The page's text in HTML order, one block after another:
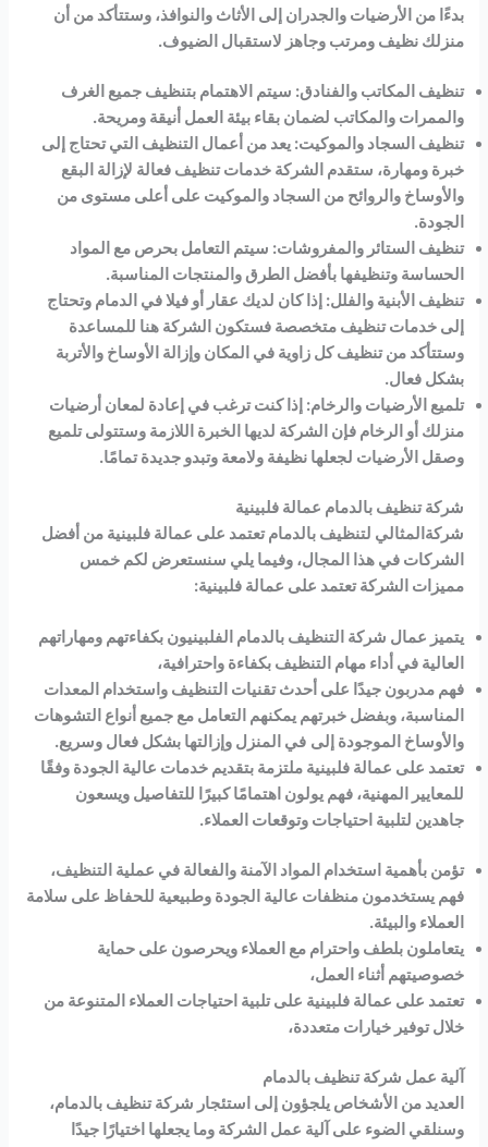
بدءًا من الأرضيات والجدران إلى الأثاث والنوافذ، وستتأكد من أن
منزلك نظيف ومرتب وجاهز لاستقبال الضيوف.
تنظيف المكاتب والفنادق: سيتم الاهتمام بتنظيف جميع الغرف
والممرات والمكاتب لضمان بقاء بيئة العمل أنيقة ومريحة.
تنظيف السجاد والموكيت: يعد من أعمال التنظيف التي تحتاج إلى
خبرة ومهارة، ستقدم الشركة خدمات تنظيف فعالة لإزالة البقع
والأوساخ والروائح من السجاد والموكيت على أعلى مستوى من
الجودة.
تنظيف الستائر والمفروشات: سيتم التعامل بحرص مع المواد
الحساسة وتنظيفها بأفضل الطرق والمنتجات المناسبة.
تنظيف الأبنية والفلل: إذا كان لديك عقار أو فيلا في الدمام وتحتاج
إلى خدمات تنظيف متخصصة فستكون الشركة هنا للمساعدة
وستتأكد من تنظيف كل زاوية في المكان وإزالة الأوساخ والأتربة
بشكل فعال.
تلميع الأرضيات والرخام: إذا كنت ترغب في إعادة لمعان أرضيات
منزلك أو الرخام فإن الشركة لديها الخبرة اللازمة وستتولى تلميع
وصقل الأرضيات لجعلها نظيفة ولامعة وتبدو جديدة تمامًا.
شركة تنظيف بالدمام عمالة فلبينية
شركةالمثالي لتنظيف بالدمام تعتمد على عمالة فلبينية من أفضل
الشركات في هذا المجال، وفيما يلي سنستعرض لكم خمس
مميزات الشركة تعتمد على عمالة فلبينية:
يتميز عمال شركة التنظيف بالدمام الفلبينيون بكفاءتهم ومهاراتهم
العالية في أداء مهام التنظيف بكفاءة واحترافية،
فهم مدربون جيدًا على أحدث تقنيات التنظيف واستخدام المعدات
المناسبة، وبفضل خبرتهم يمكنهم التعامل مع جميع أنواع التشوهات
والأوساخ الموجودةإلى في المنزل وإزالتها بشكل فعال وسريع.
تعتمد على عمالة فلبينية ملتزمة بتقديم خدمات عالية الجودة وفقًا
للمعايير المهنية، فهم يولون اهتمامًا كبيرًا للتفاصيل ويسعون
جاهدين لتلبية احتياجات وتوقعات العملاء.
تؤمن بأهمية استخدام المواد الآمنة والفعالة في عملية التنظيف،
فهم يستخدمون منظفات عالية الجودة وطبيعية للحفاظ على سلامة
العملاء والبيئة.
يتعاملون بلطف واحترام مع العملاء ويحرصون على حماية
خصوصيتهم أثناء العمل،
تعتمد على عمالة فلبينية على تلبية احتياجات العملاء المتنوعة من
خلال توفير خيارات متعددة،
آلية عمل شركة تنظيف بالدمام
العديد من الأشخاص يلجؤون إلى استئجار شركة تنظيف بالدمام،
وسنلقي الضوء على آلية عمل الشركة وما يجعلها اختيارًا جيدًا